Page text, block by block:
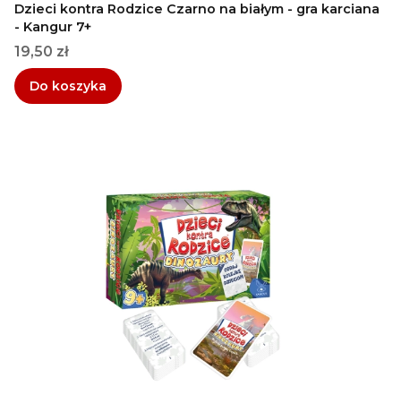
Dzieci kontra Rodzice Czarno na białym - gra karciana
- Kangur 7+
Cena
19,50 zł
Do koszyka